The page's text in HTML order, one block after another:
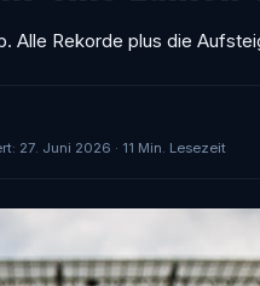
Rekorde plus die
27. Juni 2026 · 11 Min. Lesezeit